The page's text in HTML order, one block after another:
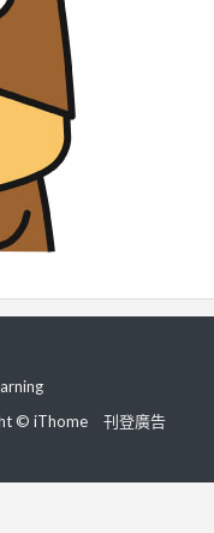
© iThome
刊登廣告